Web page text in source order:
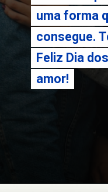
uma forma
consegue.
Feliz Dia
amor!
uma forma
consegue.
Feliz Dia
amor!